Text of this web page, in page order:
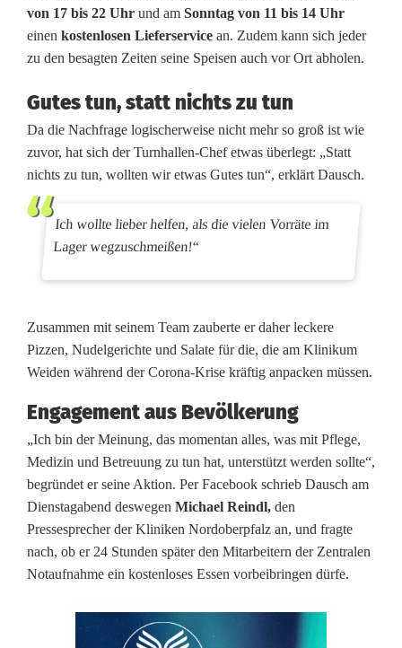
a
l
t
f
r
i
n
k
p
e
r
s
von 17 bis 22 Uhr und am Sonntag von 11 bis 14 Uhr
einen kostenlosen Lieferservice an. Zudem kann sich jeder
zu den besagten Zeiten seine Speisen auch vor Ort abholen.
Gutes tun, statt nichts zu tun
Da die Nachfrage logischerweise nicht mehr so groß ist wie
zuvor, hat sich der Turnhallen-Chef etwas überlegt: „Statt
nichts zu tun, wollten wir etwas Gutes tun“, erklärt Dausch.
Ich wollte lieber helfen, als die vielen Vorräte im
Lager wegzuschmeißen!“
Zusammen mit seinem Team zauberte er daher leckere
Pizzen, Nudelgerichte und Salate für die, die am Klinikum
Weiden während der Corona-Krise kräftig anpacken müssen.
Engagement aus Bevölkerung
„Ich bin der Meinung, das momentan alles, was mit Pflege,
Medizin und Betreuung zu tun hat, unterstützt werden sollte“,
begründet er seine Aktion. Per Facebook schrieb Dausch am
Dienstagabend deswegen Michael Reindl, den
Pressesprecher der Kliniken Nordoberpfalz an, und fragte
nach, ob er 24 Stunden später den Mitarbeitern der Zentralen
Notaufnahme ein kostenloses Essen vorbeibringen dürfe.